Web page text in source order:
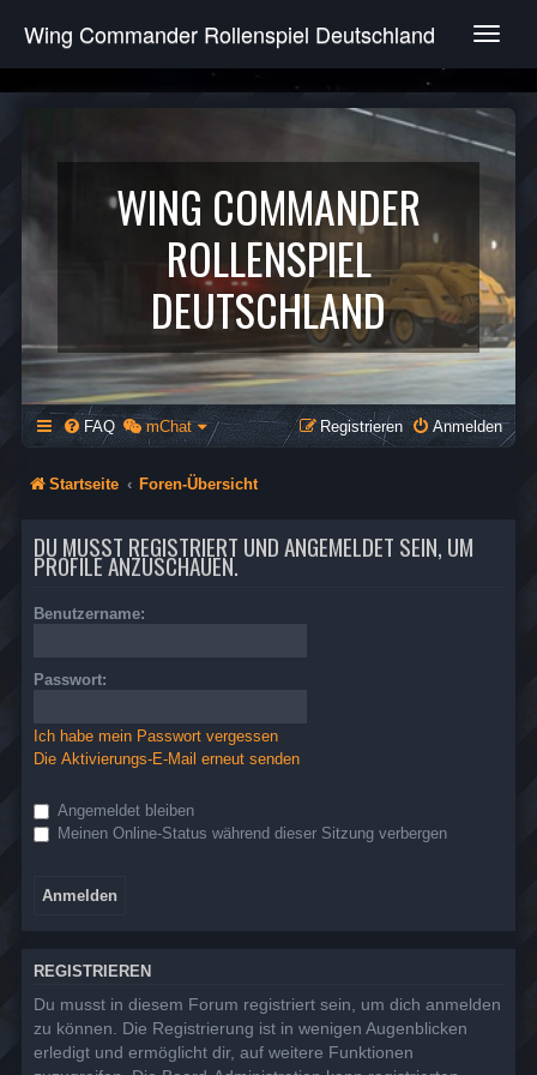
T
g
e
v
g
a
t
i
o
n
Wing Commander Rollenspiel Deutschland
WING COMMANDER
ROLLENSPIEL
DEUTSCHLAND
FAQ mChat Anmelden
Registrieren
Startseite Foren-Übersicht
DU MUSST REGISTRIERT UND ANGEMELDET SEIN, UM
PROFILE ANZUSCHAUEN.
Benutzername:
Passwort:
Ich habe mein Passwort vergessen
Die Aktivierungs-E-Mail erneut senden
Angemeldet bleiben
Meinen Online-Status während dieser Sitzung verbergen
REGISTRIEREN
Du musst in diesem Forum registriert sein, um dich anmelden
zu können. Die Registrierung ist in wenigen Augenblicken
erledigt und ermöglicht dir, auf weitere Funktionen